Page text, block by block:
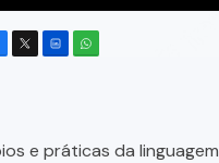
e práticas da linguagem